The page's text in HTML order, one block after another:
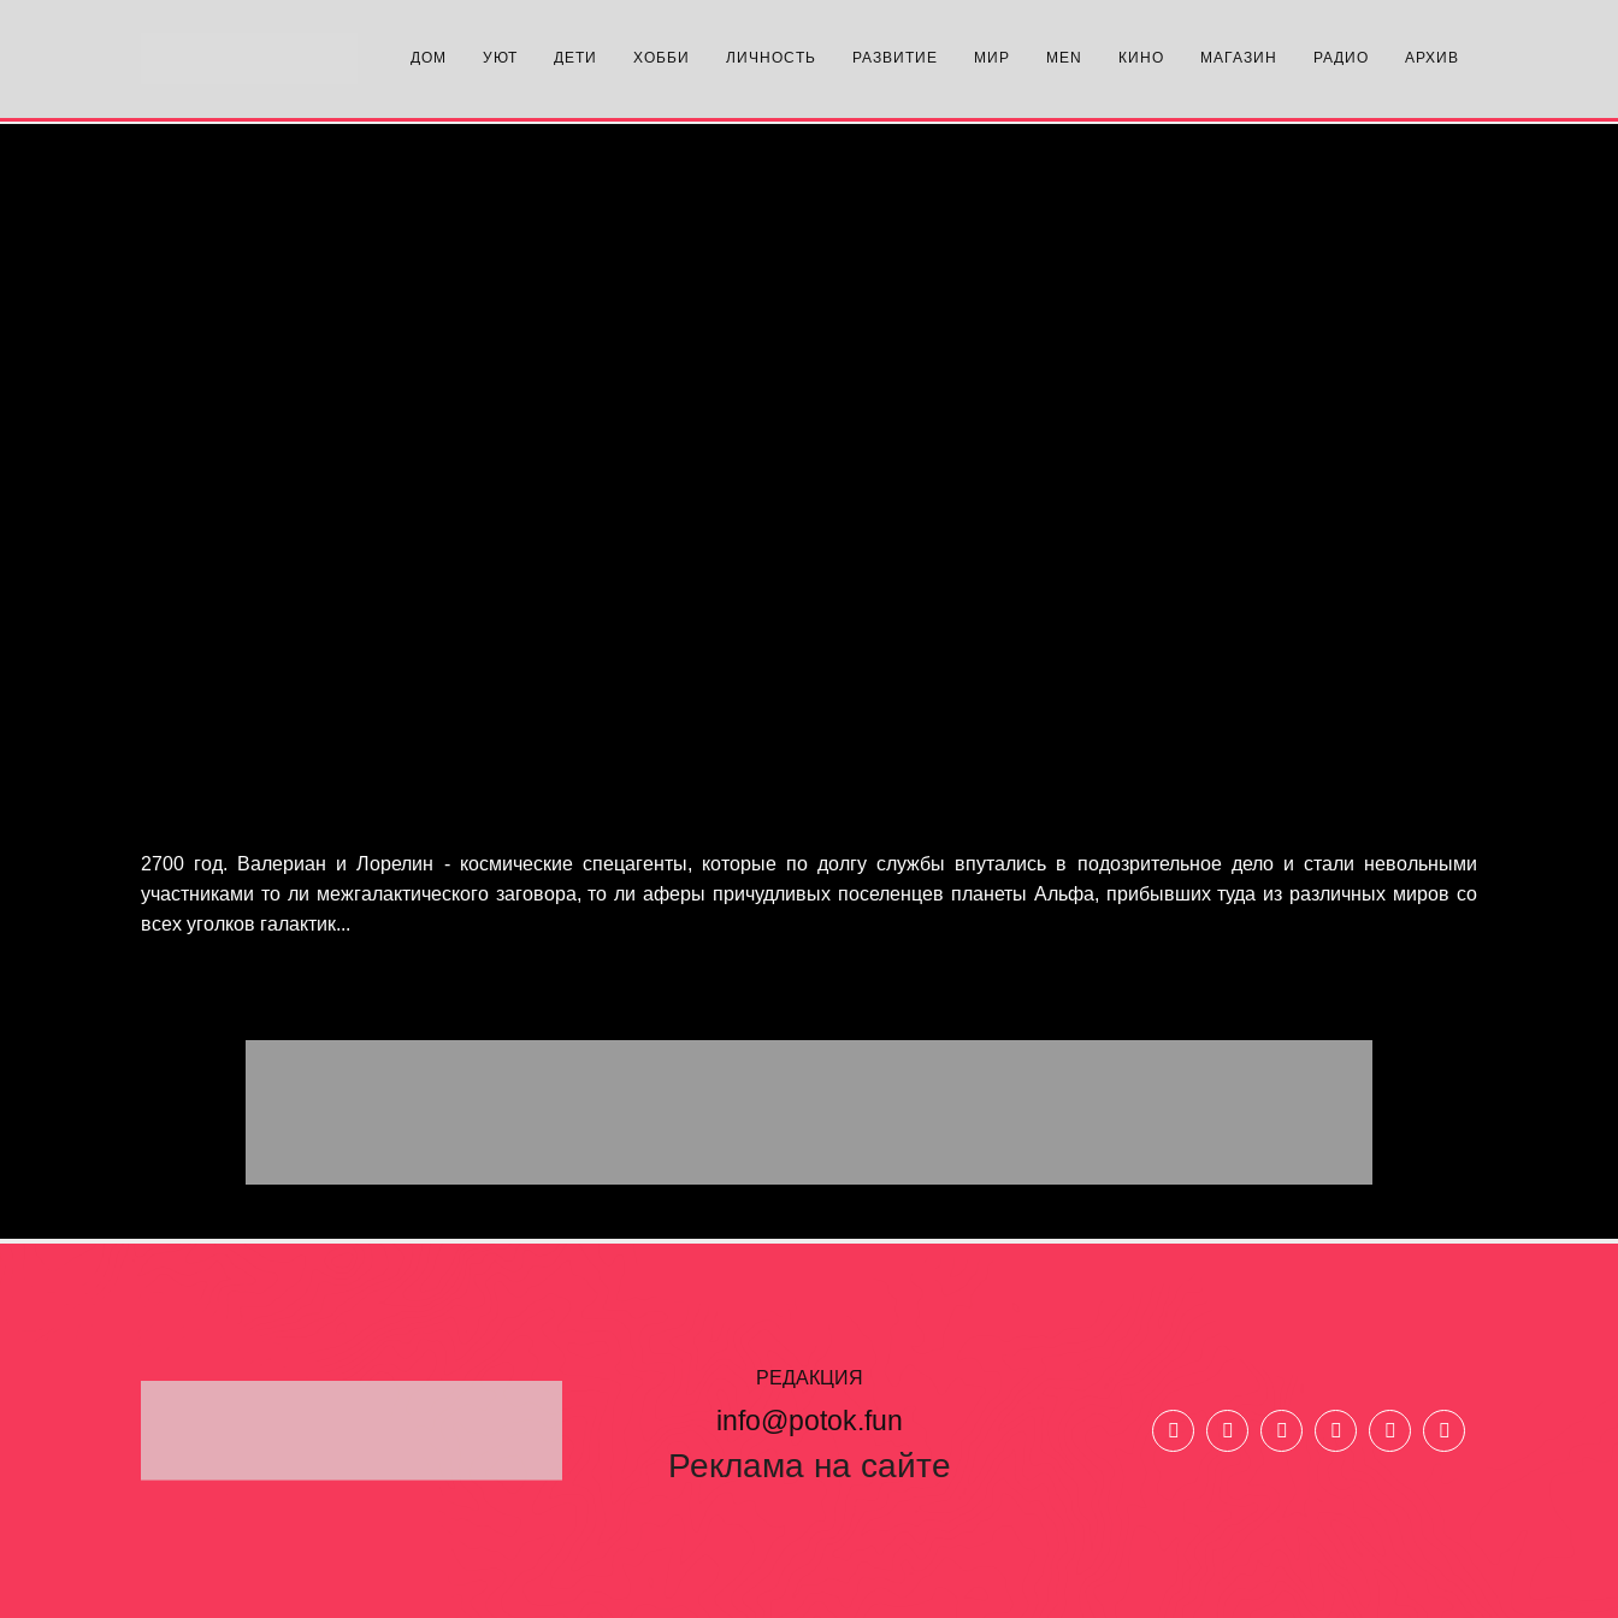
ДОМ УЮТ ДЕТИ ХОББИ ЛИЧНОСТЬ РАЗВИТИЕ МИР MEN КИНО МАГАЗИН РАДИО АРХИВ
2700 год. Валериан и Лорелин - космические спецагенты, которые по долгу службы впутались в подозрительное дело и стали невольными
участниками то ли межгалактического заговора, то ли аферы причудливых поселенцев планеты Альфа, прибывших туда из различных миров со
всех уголков галактик...
РЕДАКЦИЯ
info@potok.fun
Реклама на сайте